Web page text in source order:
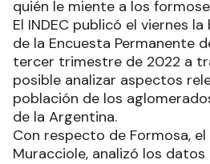
quién le miente a los
El INDEC publicó el viernes
de la Encuesta Permanente
tercer trimestre de 2022 a
posible analizar aspectos
población de los
de la Argentina.
Con respecto de Formosa,
Muracciole, analizó los